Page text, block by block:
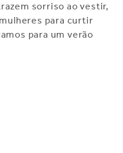
sorriso ao vestir,
para curtir
para um verão